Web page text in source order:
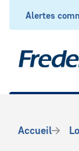
principal
Header
Alertes
Fil
Accueil